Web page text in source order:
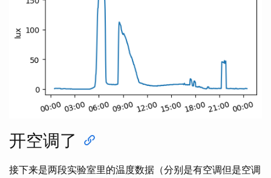
开空调了
接下来是两段实验室里的温度数据（分别是有空调但是空调